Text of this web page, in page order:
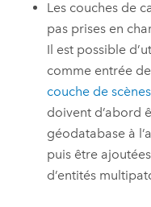
Les couches de
pas prises en
Il est possible
comme entrée de
couche de
doivent d’abord
géodatabase à
puis être
d’entités